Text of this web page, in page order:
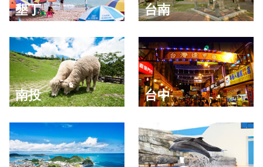
墾丁 台南
南投 台中